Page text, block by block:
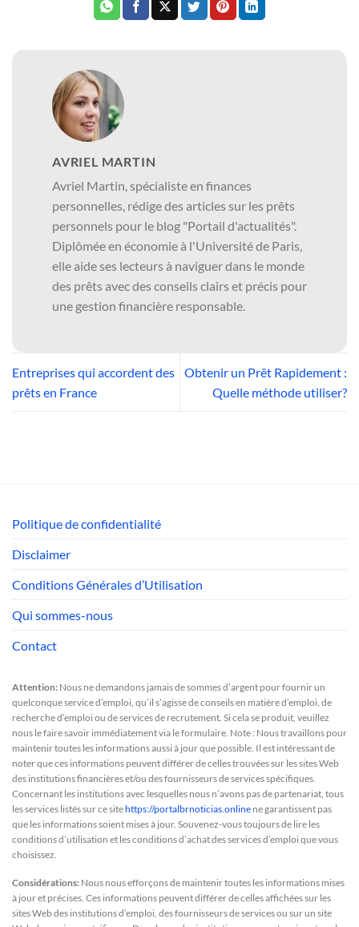
AVRIEL MARTIN
Avriel Martin, spécialiste en finances
personnelles, rédige des articles sur les prêts
personnels pour le blog "Portail d'actualités".
Diplômée en économie à l'Université de Paris,
elle aide ses lecteurs à naviguer dans le monde
des prêts avec des conseils clairs et précis pour
une gestion financière responsable.
Entreprises qui accordent des
prêts en France
Obtenir un Prêt Rapidement :
Quelle méthode utiliser?
Politique de confidentialité
Disclaimer
Conditions Générales d’Utilisation
Qui sommes-nous
Contact
Attention: Nous ne demandons jamais de sommes d’argent pour fournir un
quelconque service d’emploi, qu’il s’agisse de conseils en matière d’emploi, de
recherche d’emploi ou de services de recrutement. Si cela se produit, veuillez
nous le faire savoir immédiatement via le formulaire. Note : Nous travaillons pour
maintenir toutes les informations aussi à jour que possible. Il est intéressant de
noter que ces informations peuvent différer de celles trouvées sur les sites Web
des institutions financières et/ou des fournisseurs de services spécifiques.
Concernant les institutions avec lesquelles nous n’avons pas de partenariat, tous
les services listés sur ce sitehttps://portalbrnoticias.online ne garantissent pas
que les informations soient mises à jour. Souvenez-vous toujours de lire les
conditions d’utilisation et les conditions d’achat des services d’emploi que vous
choisissez.
Considérations: Nous nous efforçons de maintenir toutes les informations mises
à jour et précises. Ces informations peuvent différer de celles affichées sur les
sites Web des institutions d’emploi, des fournisseurs de services ou sur un site